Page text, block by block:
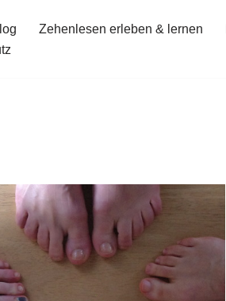
Zehenlesen erleben & lernen